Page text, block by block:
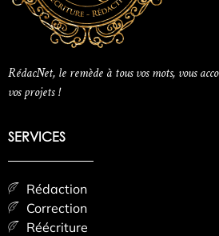
RédacNet, le remède à tous vos mots, vous
vos projets !
SERVICES
Rédaction
Correction
Réécriture